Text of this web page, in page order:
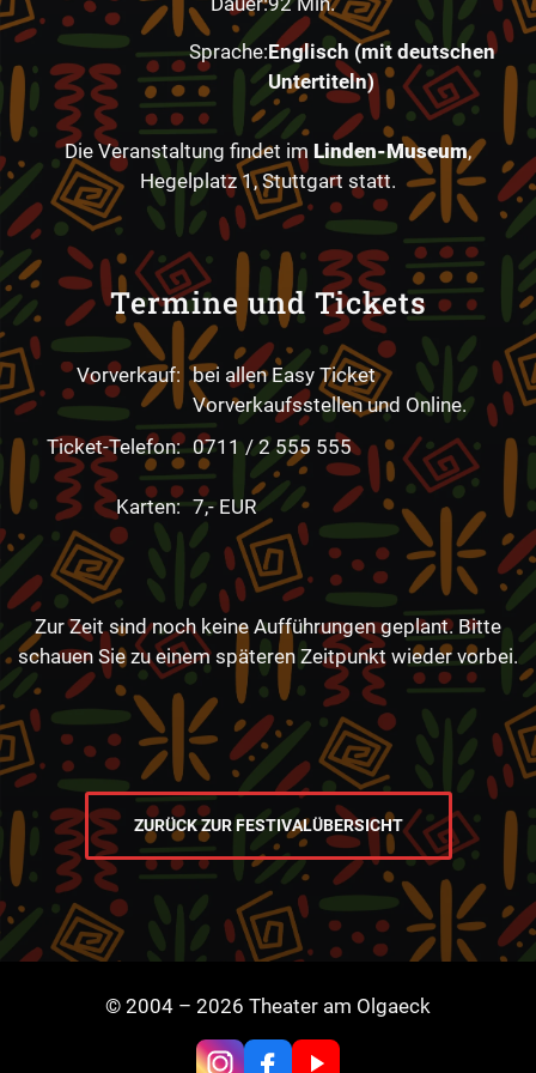
Sprache:Englisch (mit deutschen
Untertiteln)
Die Veranstaltung findet im Linden-Museum,
Hegelplatz 1, Stuttgart statt.
Termine und Tickets
Vorverkauf: bei allen Easy Ticket
Vorverkaufsstellen und Online.
Ticket-Telefon: 0711 / 2 555 555
Karten: 7,- EUR
Zur Zeit sind noch keine Aufführungen geplant. Bitte
schauen Sie zu einem späteren Zeitpunkt wieder vorbei.
ZURÜCK ZUR FESTIVALÜBERSICHT
© 2004 – 2026 Theater am Olgaeck